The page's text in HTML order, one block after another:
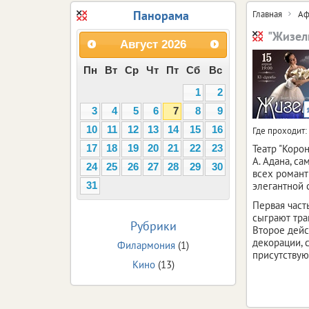
Главная
Где проходит:
Театр
А. Адана,
всех
элегантной
Первая
сыграют
Второе
декорации,
Панорама
Август 2026
Пн Вт Ср Чт Пт Сб
Вс
1
2
3
4 5 6 7 8
9
10
11 12 13 14 15
16
17
18 19 20 21 22
23
24
25 26 27 28 29
30
31
Рубрики
Филармония (1)
Кино(13)